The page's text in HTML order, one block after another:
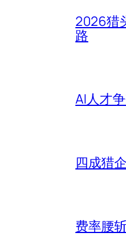
2026猎
路
AI人才
四成猎
费率腰